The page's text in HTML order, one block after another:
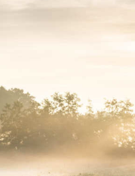
Afrastering schapen
Afrastering paarden
Afrastering wolven